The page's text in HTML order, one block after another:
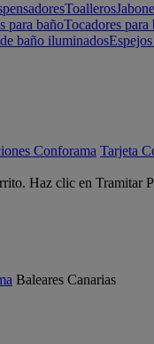
Toalleros
para bañoTocadores para
baño iluminados
Conforama Tarjeta
Haz clic en Tramitar
Baleares Canarias